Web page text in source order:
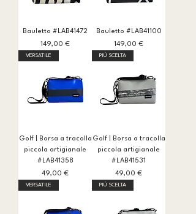
Bauletto #LAB41472
Prezzo
149,00 €
Bauletto #LAB41100
Prezzo
149,00 €
VERSATILE
Golf | Borsa a tracolla
piccola artigianale
#LAB41358
Prezzo
49,00 €
PIÚ SCELTA
Golf | Borsa a tracolla
piccola artigianale
#LAB41531
Prezzo
49,00 €
VERSATILE PIÚ SCELTA